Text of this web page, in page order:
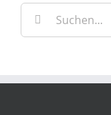
Suche
nach: